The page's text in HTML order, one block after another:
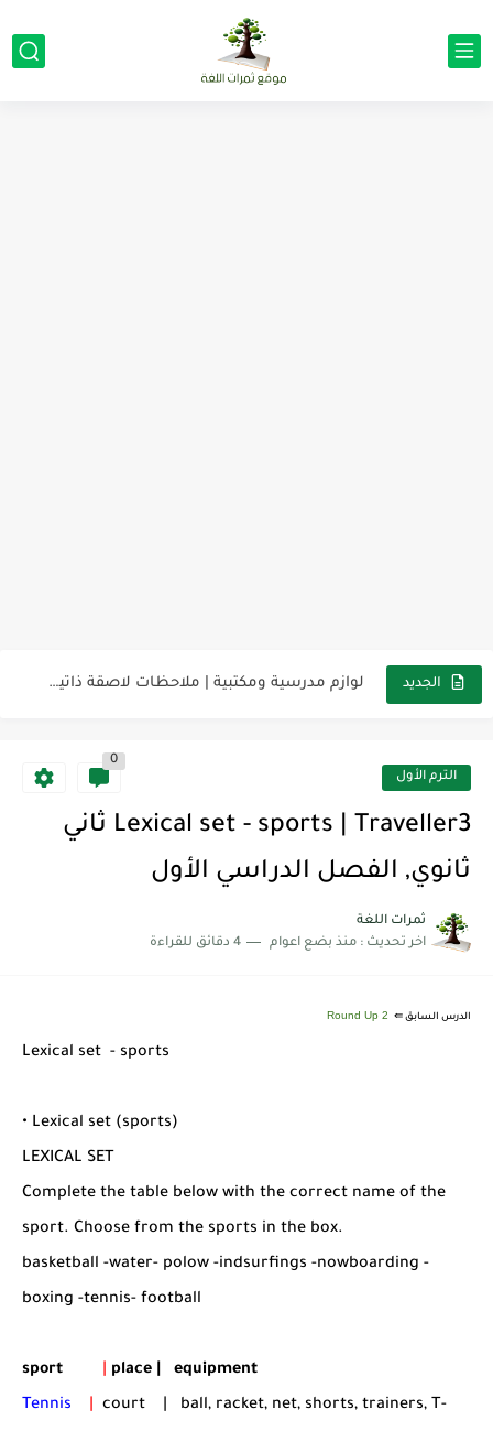
الجديد لوازم مدرسية ومكتبية | ملاحظات لاصقة ذاتية على شكل قلب...
الترم الأول
0
Lexical set - sports | Traveller3 ثاني
ثانوي, الفصل الدراسي الأول
ثمرات اللغة
اخر تحديث : منذ بضع اعوام 4 دقائق للقراءة
الدرس السابق ⇚
Lexical set - sports
• Lexical set (sports)
LEXICAL SET
Complete the table below with the correct name of the
sport. Choose from the sports in the box.
basketball -water- polow -indsurfings -nowboarding -
boxing -tennis- football
sport
place | equipment
Tennis
court | ball, racket, net, shorts, trainers, T-